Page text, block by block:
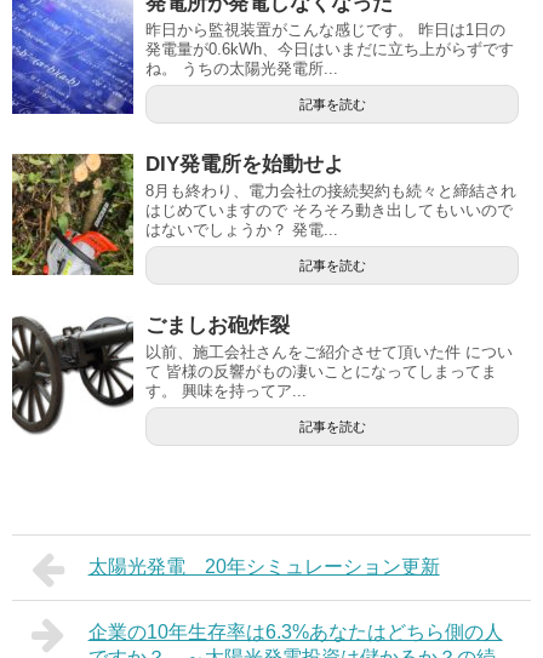
昨日から監視装置がこんな感じです。 昨日は1日の
発電量が0.6kWh、今日はいまだに立ち上がらずです
ね。 うちの太陽光発電所...
記事を読む
DIY発電所を始動せよ
8月も終わり、電力会社の接続契約も続々と締結され
はじめていますので そろそろ動き出してもいいので
はないでしょうか？ 発電...
記事を読む
ごましお砲炸裂
以前、施工会社さんをご紹介させて頂いた件 につい
て 皆様の反響がもの凄いことになってしまってま
す。 興味を持ってア...
記事を読む
太陽光発電 20年シミュレーション更新
企業の10年生存率は6.3%あなたはどちら側の人